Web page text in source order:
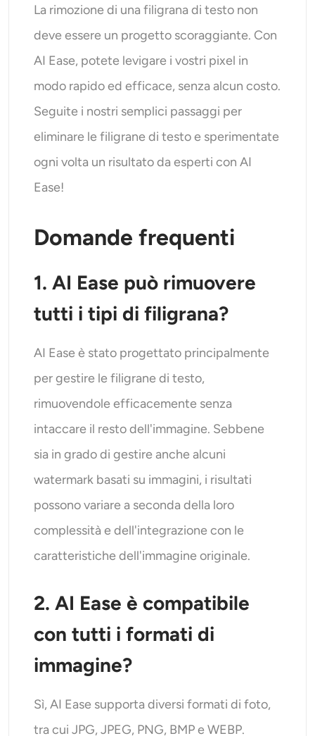
La rimozione di una filigrana di testo non
deve essere un progetto scoraggiante. Con
AI Ease, potete levigare i vostri pixel in
modo rapido ed efficace, senza alcun costo.
Seguite i nostri semplici passaggi per
eliminare le filigrane di testo e sperimentate
ogni volta un risultato da esperti con AI
Ease!
Domande frequenti
1. AI Ease può rimuovere
tutti i tipi di filigrana?
AI Ease è stato progettato principalmente
per gestire le filigrane di testo,
rimuovendole efficacemente senza
intaccare il resto dell'immagine. Sebbene
sia in grado di gestire anche alcuni
watermark basati su immagini, i risultati
possono variare a seconda della loro
complessità e dell'integrazione con le
caratteristiche dell'immagine originale.
2. AI Ease è compatibile
con tutti i formati di
immagine?
Sì, AI Ease supporta diversi formati di foto,
tra cui JPG, JPEG, PNG, BMP e WEBP.